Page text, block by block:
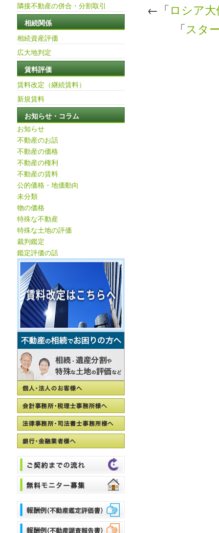
←「ロシア
「スタ
隣接不動産の併合・分割取引
相続関係
相続資産評価
広大地判定
賃料評価
賃料改定（継続賃料）
新規賃料
お知らせ・コラム
お知らせ
不動産のお話
不動産の価格
不動産の権利
不動産の賃料
公的価格・地価動向
未分類
物の価格
特殊な不動産
特殊な土地の評価
裁判鑑定
鑑定評価の話